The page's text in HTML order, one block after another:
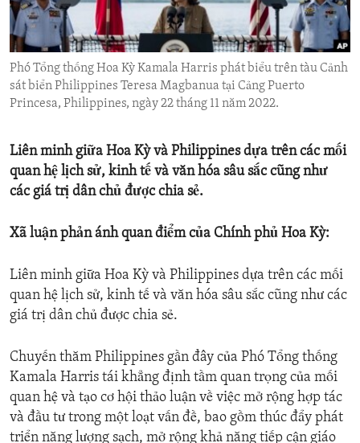
ENVIRONMENT AND HEALTH
IDEALS AND INSTITUTIONS
Phó Tổng thống Hoa Kỳ Kamala Harris phát biểu trên tàu Cảnh
sát biển Philippines Teresa Magbanua tại Cảng Puerto
Princesa, Philippines, ngày 22 tháng 11 năm 2022.
Liên minh giữa Hoa Kỳ và Philippines dựa trên các mối
quan hệ lịch sử, kinh tế và văn hóa sâu sắc cũng như
các giá trị dân chủ được chia sẻ.
Xã luận phản ánh quan điểm của Chính phủ Hoa Kỳ:
Liên minh giữa Hoa Kỳ và Philippines dựa trên các mối
quan hệ lịch sử, kinh tế và văn hóa sâu sắc cũng như các
giá trị dân chủ được chia sẻ.
Chuyến thăm Philippines gần đây của Phó Tổng thống
Kamala Harris tái khẳng định tầm quan trọng của mối
quan hệ và tạo cơ hội thảo luận về việc mở rộng hợp tác
và đầu tư trong một loạt vấn đề, bao gồm thúc đẩy phát
triển năng lượng sạch, mở rộng khả năng tiếp cận giáo